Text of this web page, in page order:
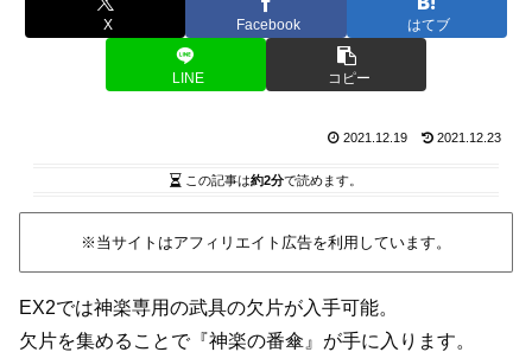
X Facebook はてブ
LINE コピー
2021.12.19 2021.12.23
この記事は約2分で読めます。
※当サイトはアフィリエイト広告を利用しています。
EX2では神楽専用の武具の欠片が入手可能。
欠片を集めることで『神楽の番傘』が手に入ります。